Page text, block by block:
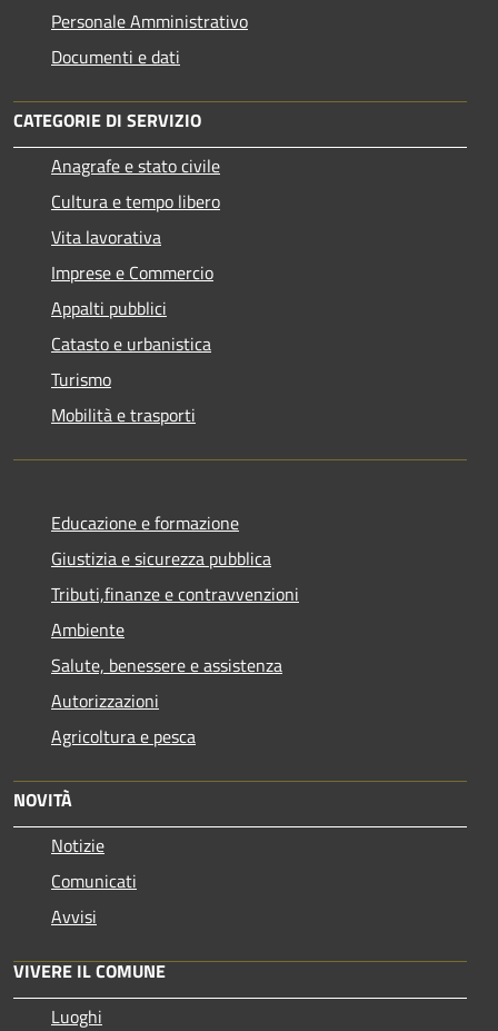
Personale Amministrativo
Documenti e dati
CATEGORIE DI SERVIZIO
Anagrafe e stato civile
Cultura e tempo libero
Vita lavorativa
Imprese e Commercio
Appalti pubblici
Catasto e urbanistica
Turismo
Mobilità e trasporti
Educazione e formazione
Giustizia e sicurezza pubblica
Tributi,finanze e contravvenzioni
Ambiente
Salute, benessere e assistenza
Autorizzazioni
Agricoltura e pesca
NOVITÀ
Notizie
Comunicati
Avvisi
VIVERE IL COMUNE
Luoghi